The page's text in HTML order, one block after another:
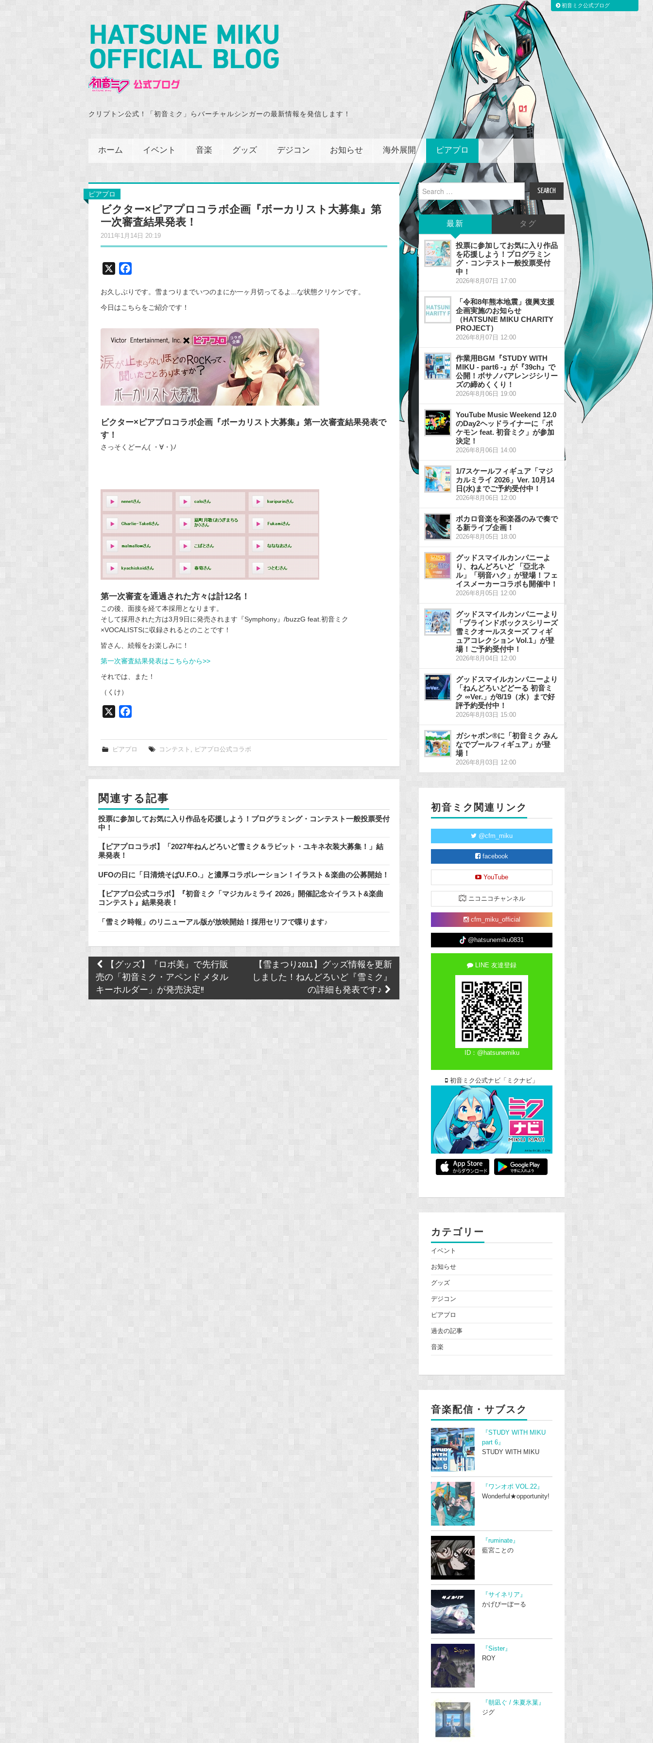
クリプトン公式！「初音ミク」らバーチャルシンガーの最新情報を発信します！
ホーム イベント 音楽 グッズ デジコン お知らせ 海外展開 ピアプロ
ピアプロ
ビクター×ピアプロコラボ企画『ボーカリスト大募集』第
一次審査結果発表！
2011年1月14日 20:19
c
e
o
k
お久しぶりです。雪まつりまでいつのまにか一ヶ月切ってるよ...な状態クリケンです。
今日はこちらをご紹介です！
ビクター×ピアプロコラボ企画『ボーカリスト大募集』第一次審査結果発表で
す！
さっそくどーん( ・∀・)ﾉ
第一次審査を通過された方々は計12名！
この後、面接を経て本採用となります。
そして採用された方は3月9日に発売されます『Symphony』/buzzG feat.初音ミク
×VOCALISTSに収録されるとのことです！
皆さん、続報をお楽しみに！
第一次審査結果発表はこちらから>>
それでは、また！
（くけ）
e
k
ピアプロ コンテスト ピアプロ公式コラボ
関連する記事
投票に参加してお気に入り作品を応援しよう！プログラミング・コンテスト一般投票受付
中！
【ピアプロコラボ】「2027年ねんどろいど雪ミク＆ラビット・ユキネ衣装大募集！」結
果発表！
UFOの日に「日清焼そばU.F.O.」と濃厚コラボレーション！イラスト＆楽曲の公募開始！
【ピアプロ公式コラボ】『初音ミク「マジカルミライ 2026」開催記念☆イラスト&楽曲
コンテスト』結果発表！
「雪ミク時報」のリニューアル版が放映開始！採用セリフで喋ります♪
Post
navigation
【グッズ】『ロボ美』で先行販
売の「初音ミク・アペンド メタル
キーホルダー」が発売決定!!
【雪まつり2011】グッズ情報を更新
しました！ねんどろいど『雪ミク』
の詳細も発表です♪
Search
for:
最新 タグ
投票に参加してお気に入り作品
を応援しよう！プログラミン
グ・コンテスト一般投票受付
中！
2026年8月07日 17:00
「令和8年熊本地震」復興支援
企画実施のお知らせ
（HATSUNE MIKU CHARITY
PROJECT）
2026年8月07日 12:00
作業用BGM『STUDY WITH
MIKU - part6 -』が『39ch』で
公開！ボサノバアレンジシリー
ズの締めくくり！
2026年8月06日 19:00
YouTube Music Weekend 12.0
のDay2ヘッドライナーに「ポ
ケモン feat. 初音ミク」が参加
決定！
2026年8月06日 14:00
1/7スケールフィギュア「マジ
カルミライ 2026」Ver. 10月14
日(水)までご予約受付中！
2026年8月06日 12:00
ボカロ音楽を和楽器のみで奏で
る新ライブ企画！
2026年8月05日 18:00
グッドスマイルカンパニーよ
り、ねんどろいど 「亞北ネ
ル」「弱音ハク」が登場！フェ
イスメーカーコラボも開催中！
2026年8月05日 12:00
グッドスマイルカンパニーより
「ブラインドボックスシリーズ
雪ミクオールスターズ フィギ
ュアコレクション Vol.1」が登
場！ご予約受付中！
2026年8月04日 12:00
グッドスマイルカンパニーより
「ねんどろいどどーる 初音ミ
ク ∞Ver.」が8/19（水）まで好
評予約受付中！
2026年8月03日 15:00
ガシャポン®に「初音ミク みん
なでプールフィギュア」が登
場！
2026年8月03日 12:00
初音ミク関連リンク
@cfm_miku
facebook
YouTube
ニコニコチャンネル
cfm_miku_official
@hatsunemiku0831
LINE 友達登録
ID：@hatsunemiku
初音ミク公式ナビ「ミクナビ」
カテゴリー
イベント
お知らせ
グッズ
デジコン
ピアプロ
過去の記事
音楽
音楽配信・サブスク
『STUDY WITH MIKU
part 6』
STUDY WITH MIKU
『ワンオポ VOL.22』
Wonderful★opportunity!
『ruminate』
藍宮ことの
『サイネリア』
かげぴーぼーる
『Sister』
ROY
『朝凪ぐ / 朱夏氷菓』
ジグ
初音ミク公式ブログ